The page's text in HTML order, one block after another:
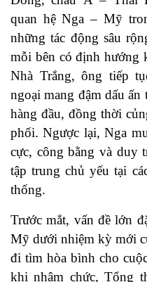
quan hệ Nga – Mỹ
những tác động sâu
mỗi bên có định hướng
Nhà Trắng, ông tiếp
ngoại mang đậm dấu
hàng đầu, đồng thời
phối. Ngược lại, Nga
cực, công bằng và duy
tập trung chủ yếu tại
thống.
Trước mắt, vấn đề lớn
Mỹ dưới nhiệm kỳ mới
đi tìm hòa bình cho
khi nhậm chức, Tổng